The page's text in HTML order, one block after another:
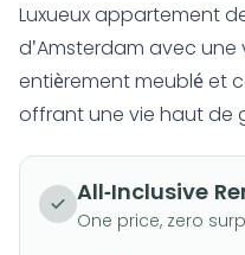
Luxueux appartement
d'Amsterdam avec une
entièrement meublé et
offrant une vie haut de
ascenseurAll-Inclusive
One price, zero